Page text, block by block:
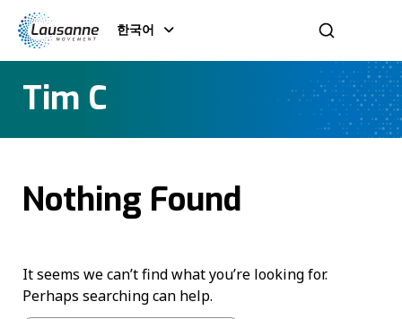
한국어
Tim C
Nothing Found
It seems we can’t find what you’re looking for.
Perhaps searching can help.